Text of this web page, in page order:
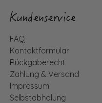
Kundenservice
FAQ
Kontaktformular
Rückgaberecht
Zahlung & Versand
Impressum
Selbstabholung